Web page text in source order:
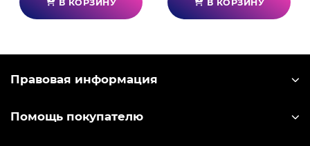
В КОРЗИНУ В КОРЗИНУ
Правовая информация
Помощь покупателю